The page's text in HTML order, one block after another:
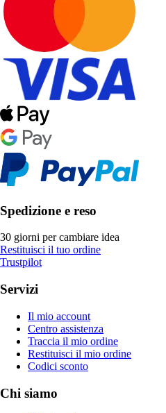
Spedizione e reso
30 giorni per cambiare idea
Restituisci il tuo ordine
Trustpilot
Servizi
Il mio account
Centro assistenza
Traccia il mio ordine
Restituisci il mio ordine
Codici sconto
Chi siamo